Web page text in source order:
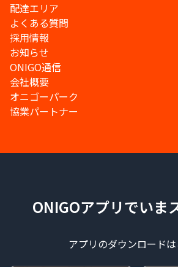
配達エリア
よくある質問
採用情報
お知らせ
ONIGO通信
会社概要
オニゴーパーク
協業パートナー
ONIGOアプリでいま
アプリのダウンロード